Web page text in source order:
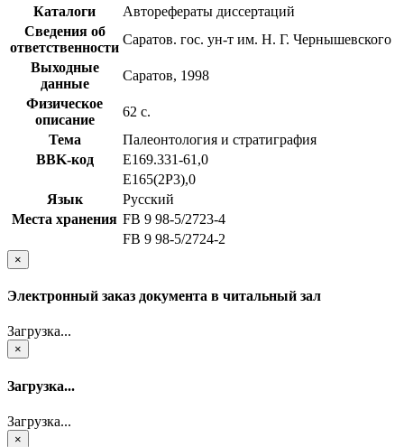
Каталоги
Авторефераты диссертаций
Сведения об
ответственности
Саратов. гос. ун-т им. Н. Г. Чернышевского
Выходные
данные
Саратов, 1998
Физическое
описание
62 с.
Тема
Палеонтология и стратиграфия
BBK-код
Е169.331-61,0
Е165(2Р3),0
Язык
Русский
Места хранения FB 9 98-5/2723-4
FB 9 98-5/2724-2
×
Электронный заказ документа в читальный зал
Загрузка...
×
Загрузка...
Загрузка...
×